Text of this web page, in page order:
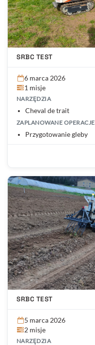
SRBC TEST
6 marca 2026
1 misje
NARZĘDZIA
Cheval de trait
ZAPLANOWANE OPERACJE
Przygotowanie gleby
SRBC TEST
5 marca 2026
2 misje
NARZĘDZIA